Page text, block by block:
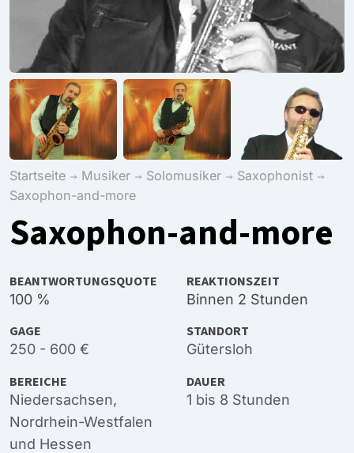
Startseite Musiker Solomusiker
Saxophonist
Saxophon-and-more
Saxophon-and-more
BEANTWORTUNGSQUOTE
100 %
REAKTIONSZEIT
Binnen 2 Stunden
GAGE
250 - 600 €
STANDORT
Gütersloh
BEREICHE
Niedersachsen,
Nordrhein-Westfalen
und Hessen
DAUER
1 bis 8 Stunden